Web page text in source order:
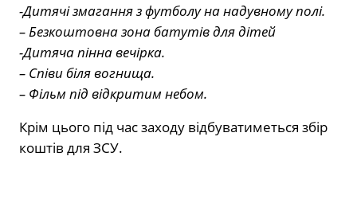
-Дитячі змагання з футболу на надувному полі.
– Безкоштовна зона батутів для дітей
-Дитяча пінна вечірка.
– Співи біля вогнища.
– Фільм під відкритим небом.
Крім цього під час заходу відбуватиметься збір
коштів для ЗСУ.